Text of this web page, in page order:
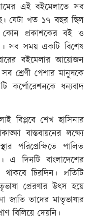
এই বইমেলাতে সব
যেটা গত ১৭ বছর ছিল
কোন প্রকাশকের বই ও
সব সময় একটি বিশেষ
বইমেলার আয়োজন
শ্রেণী পেশার মানুষকে
কর্পোরেশনকে ধন্যবাদ
বিপ্লবে শেখ হাসিনার
বাস্তবায়নের লক্ষ্যে
পরিপ্রেক্ষিতে পালিত
এ দিনটি বাংলাদেশের
চিরদিন। প্রতিটি
প্রেরণার উৎস হয়ে
তাদের মাতৃভাষার
বিলিয়ে দেয়নি।